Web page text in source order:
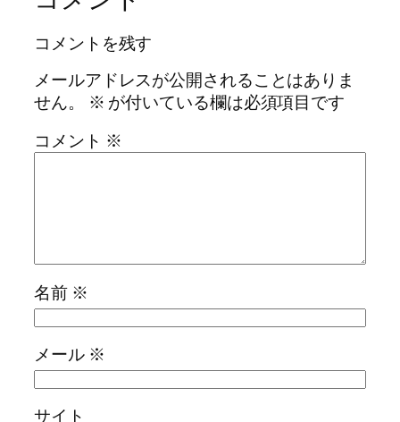
コメントを残す
メールアドレスが公開されることはありま
せん。
※ が付いている欄は必須項目です
コメント ※
名前 ※
メール ※
サイト